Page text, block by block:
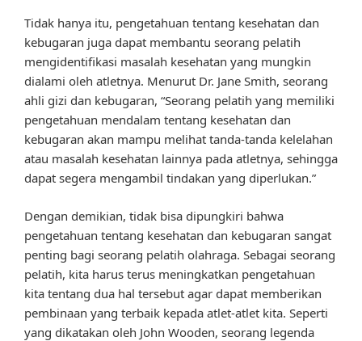
Tidak hanya itu, pengetahuan tentang kesehatan dan
kebugaran juga dapat membantu seorang pelatih
mengidentifikasi masalah kesehatan yang mungkin
dialami oleh atletnya. Menurut Dr. Jane Smith, seorang
ahli gizi dan kebugaran, “Seorang pelatih yang memiliki
pengetahuan mendalam tentang kesehatan dan
kebugaran akan mampu melihat tanda-tanda kelelahan
atau masalah kesehatan lainnya pada atletnya, sehingga
dapat segera mengambil tindakan yang diperlukan.”
Dengan demikian, tidak bisa dipungkiri bahwa
pengetahuan tentang kesehatan dan kebugaran sangat
penting bagi seorang pelatih olahraga. Sebagai seorang
pelatih, kita harus terus meningkatkan pengetahuan
kita tentang dua hal tersebut agar dapat memberikan
pembinaan yang terbaik kepada atlet-atlet kita. Seperti
yang dikatakan oleh John Wooden, seorang legenda